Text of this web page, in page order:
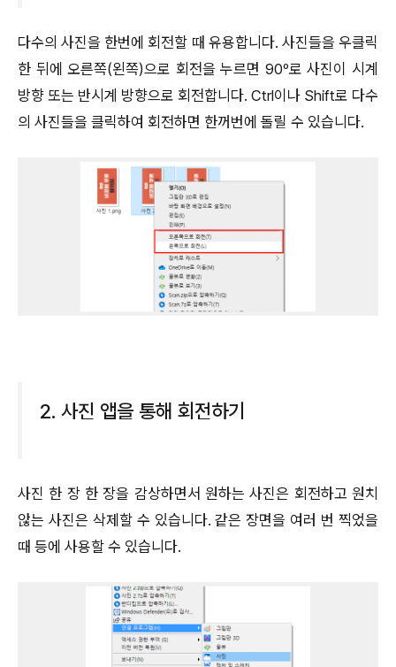
다수의 사진을 한번에 회전할 때 유용합니다. 사진들을 우클릭
한 뒤에 오른쪽(왼쪽)으로 회전을 누르면 90º로 사진이 시계
방향 또는 반시계 방향으로 회전합니다. Ctrl이나 Shift로 다수
의 사진들을 클릭하여 회전하면 한꺼번에 돌릴 수 있습니다.
2. 사진 앱을 통해 회전하기
사진 한 장 한 장을 감상하면서 원하는 사진은 회전하고 원치
않는 사진은 삭제할 수 있습니다. 같은 장면을 여러 번 찍었을
때 등에 사용할 수 있습니다.